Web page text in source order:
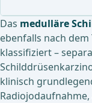
Das medulläre
ebenfalls nach dem
klassifiziert –
klinisch